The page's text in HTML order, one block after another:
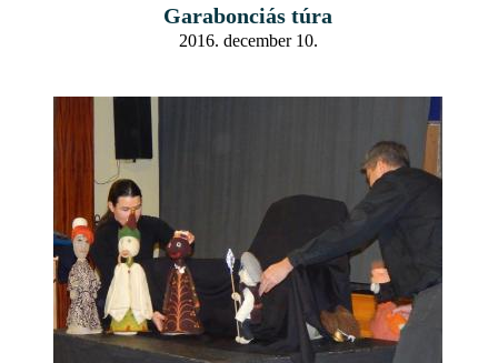
Garabonciás túra
2016. december 10.